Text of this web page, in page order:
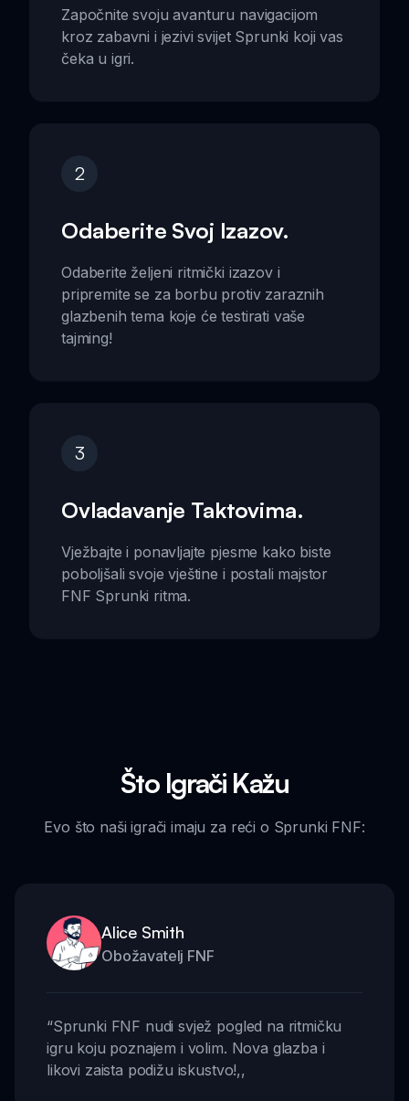
Započnite svoju avanturu navigacijom
kroz zabavni i jezivi svijet Sprunki koji vas
čeka u igri.
2
Odaberite Svoj Izazov.
Odaberite željeni ritmički izazov i
pripremite se za borbu protiv zaraznih
glazbenih tema koje će testirati vaše
tajming!
3
Ovladavanje Taktovima.
Vježbajte i ponavljajte pjesme kako biste
poboljšali svoje vještine i postali majstor
FNF Sprunki ritma.
Što Igrači Kažu
Evo što naši igrači imaju za reći o Sprunki FNF:
Alice Smith
Obožavatelj FNF
“Sprunki FNF nudi svjež pogled na ritmičku
igru koju poznajem i volim. Nova glazba i
likovi zaista podižu iskustvo!,,